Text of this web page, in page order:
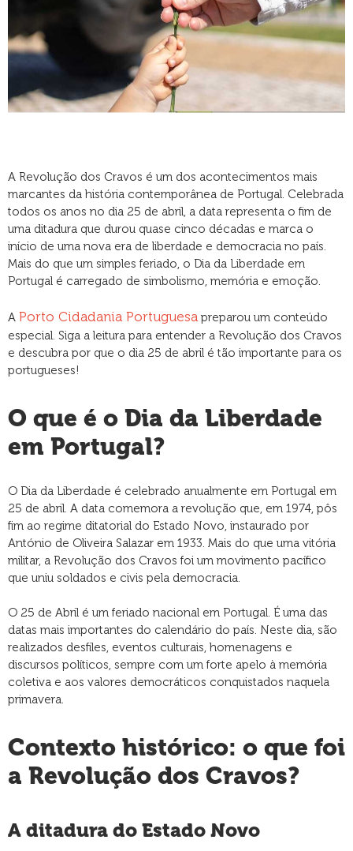
A Revolução dos Cravos é um dos acontecimentos mais
marcantes da história contemporânea de Portugal. Celebrada
todos os anos no dia 25 de abril, a data representa o fim de
uma ditadura que durou quase cinco décadas e marca o
início de uma nova era de liberdade e democracia no país.
Mais do que um simples feriado, o Dia da Liberdade em
Portugal é carregado de simbolismo, memória e emoção.
A Porto Cidadania Portuguesa preparou um conteúdo
especial. Siga a leitura para entender a Revolução dos Cravos
e descubra por que o dia 25 de abril é tão importante para os
portugueses!
O que é o Dia da Liberdade
em Portugal?
O Dia da Liberdade é celebrado anualmente em Portugal em
25 de abril. A data comemora a revolução que, em 1974, pôs
fim ao regime ditatorial do Estado Novo, instaurado por
António de Oliveira Salazar em 1933. Mais do que uma vitória
militar, a Revolução dos Cravos foi um movimento pacífico
que uniu soldados e civis pela democracia.
O 25 de Abril é um feriado nacional em Portugal. É uma das
datas mais importantes do calendário do país. Neste dia, são
realizados desfiles, eventos culturais, homenagens e
discursos políticos, sempre com um forte apelo à memória
coletiva e aos valores democráticos conquistados naquela
primavera.
Contexto histórico: o que foi
a Revolução dos Cravos?
A ditadura do Estado Novo